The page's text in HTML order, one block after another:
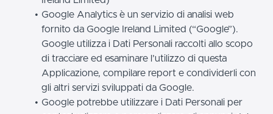
Google Analytics è un servizio di analisi web
fornito da Google Ireland Limited (“Google”).
Google utilizza i Dati Personali raccolti allo scopo
di tracciare ed esaminare l’utilizzo di questa
Applicazione, compilare report e condividerli con
gli altri servizi sviluppati da Google.
Google potrebbe utilizzare i Dati Personali per